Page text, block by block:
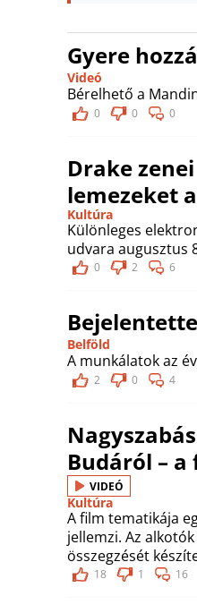
Gyere
Videó
Bérelhető a
0 0 0
Drake
lemezeket
Kultúra
Különleges
udvara augusztus
0 2 6
Belföld
A munkálatok az
2 0 4
Budáról –
VIDEÓ
Kultúra
A film tematikája
jellemzi. Az
összegzését
18 1 16